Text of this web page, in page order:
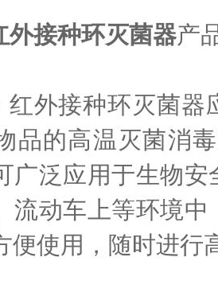
外接种环灭菌器产
接种环灭菌器
品的高温灭菌消
广泛应用于生物
流动车上等环境
便使用，随时进行